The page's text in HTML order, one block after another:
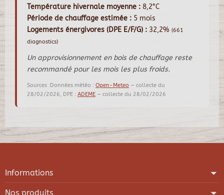
Température hivernale moyenne : 8,2°C
Période de chauffage estimée : 5 mois
Logements énergivores (DPE E/F/G) : 32,2% (661
diagnostics)
Un approvisionnement en bois de chauffage reste
recommandé pour les mois les plus froids.
Sources :Données météo : Open-Meteo — collecte du
28/02/2026, DPE : ADEME — collecte du 28/02/2026
Informations
Nos produits